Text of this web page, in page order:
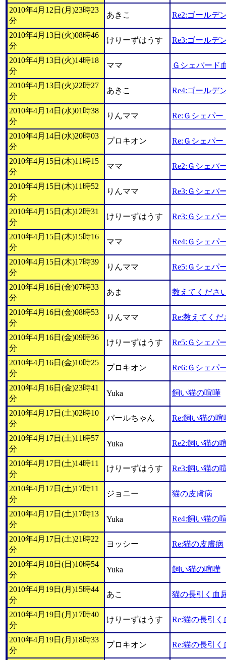
2010年4月12日(月)23時23
分
あきこ Re2:ゴールデ
2010年4月13日(火)08時46
分
けりーずはうす Re3:ゴールデ
2010年4月13日(火)14時18
分
ママ Ｇシェパード
2010年4月13日(火)22時27
分
あきこ Re4:ゴールデ
2010年4月14日(水)01時38
分
りんママ Re:Ｇシェパー
2010年4月14日(水)20時03
分
プロキオン Re:Ｇシェパー
2010年4月15日(木)11時15
分
ママ Re2:Ｇシェパ
2010年4月15日(木)11時52
分
りんママ Re3:Ｇシェパ
2010年4月15日(木)12時31
分
けりーずはうす Re3:Ｇシェパ
2010年4月15日(木)15時16
分
ママ Re4:Ｇシェパ
2010年4月15日(木)17時39
分
りんママ Re5:Ｇシェパ
2010年4月16日(金)07時33
分
あま 教えてくださ
2010年4月16日(金)08時53
分
りんママ Re:教えてくだ
2010年4月16日(金)09時36
分
けりーずはうす Re5:Ｇシェパ
2010年4月16日(金)10時25
分
プロキオン Re6:Ｇシェパ
2010年4月16日(金)23時41
分
Yuka 飼い猫の喧嘩
2010年4月17日(土)02時10
分
パールちゃん Re:飼い猫の喧
2010年4月17日(土)11時57
分
Yuka Re2:飼い猫の
2010年4月17日(土)14時11
分
けりーずはうす Re3:飼い猫の
2010年4月17日(土)17時11
分
ジョニー 猫の皮膚病
2010年4月17日(土)17時13
分
Yuka Re4:飼い猫の
2010年4月17日(土)21時22
分
ヨッシー Re:猫の皮膚病
2010年4月18日(日)10時54
分
Yuka 飼い猫の喧嘩
2010年4月19日(月)15時44
分
あこ 猫の長引く血
2010年4月19日(月)17時40
分
けりーずはうす Re:猫の長引く
2010年4月19日(月)18時33
分
プロキオン Re:猫の長引く